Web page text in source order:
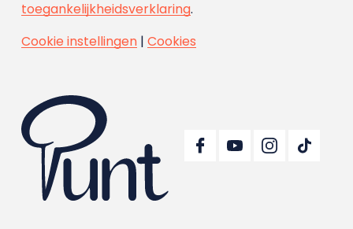
toegankelijkheidsverklaring.
Cookie instellingen| Cookies